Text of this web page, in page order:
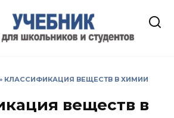
КЛАССИФИКАЦИЯ ВЕЩЕСТВ В ХИМИИ
веществ в